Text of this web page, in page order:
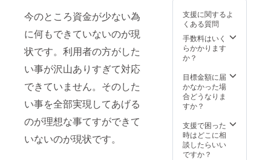
今のところ資金が少ない為
に何もできていないのが現
状です。利用者の方がした
い事が沢山ありすぎて対応
できていません。そのした
い事を全部実現してあげる
のが理想な事てすができて
いないのが現状です。
支援に関するよ
くある質問
手数料はいく
らかかります
か？
目標金額に届
かなかった場
合どうなりま
すか？
支援で困った
時はどこに相
談したらいい
ですか？